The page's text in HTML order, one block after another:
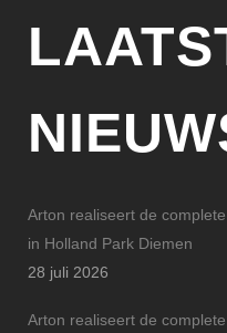
Arton realiseert de
in Holland Park Diemen
28 juli 2026
Arton realiseert de